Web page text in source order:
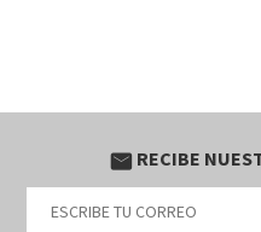
email RECIBE